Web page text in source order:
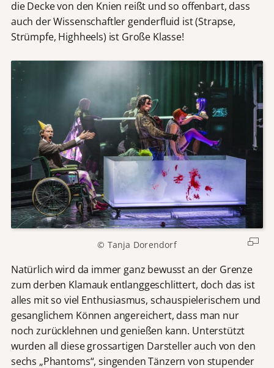
die Decke von den Knien reißt und so offenbart, dass
auch der Wissenschaftler genderfluid ist (Strapse,
Strümpfe, Highheels) ist Große Klasse!
© Tanja Dorendorf
Natürlich wird da immer ganz bewusst an der Grenze
zum derben Klamauk entlanggeschlittert, doch das ist
alles mit so viel Enthusiasmus, schauspielerischem und
gesanglichem Können angereichert, dass man nur
noch zurücklehnen und genießen kann. Unterstützt
wurden all diese grossartigen Darsteller auch von den
sechs „Phantoms“, singenden Tänzern von stupender